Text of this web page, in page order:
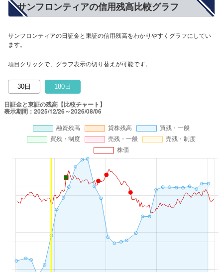
サンフロンティアの信用残高比較グラフ
サンフロンティアの日証金と東証の信用残高をわかりやすくグラフにしてい
ます。
項目クリックで、グラフ表示の切り替えが可能です。
30日 180日